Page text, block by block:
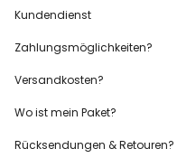
Kundendienst
Zahlungsmöglichkeiten?
Versandkosten?
Wo ist mein Paket?
Rücksendungen & Retouren?